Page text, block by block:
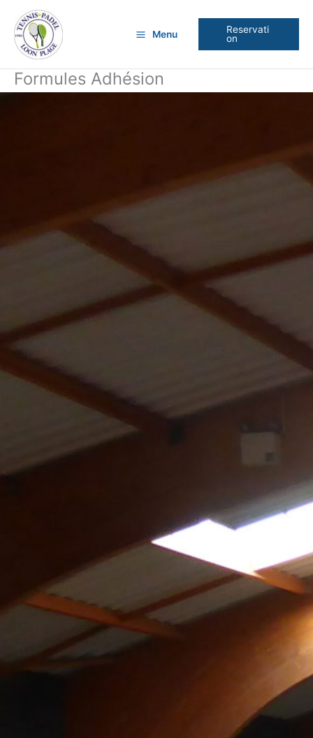
contenu
Menu
Reservati
on
Formules Adhésion